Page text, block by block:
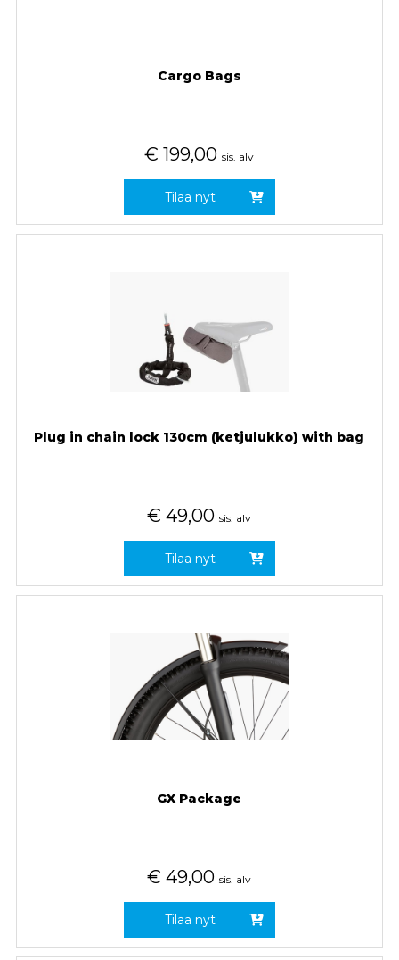
Cargo Bags
€ 199,00 sis. alv
Tilaa nyt
Plug in chain lock 130cm (ketjulukko) with bag
€ 49,00 sis. alv
Tilaa nyt
GX Package
€ 49,00 sis. alv
Tilaa nyt